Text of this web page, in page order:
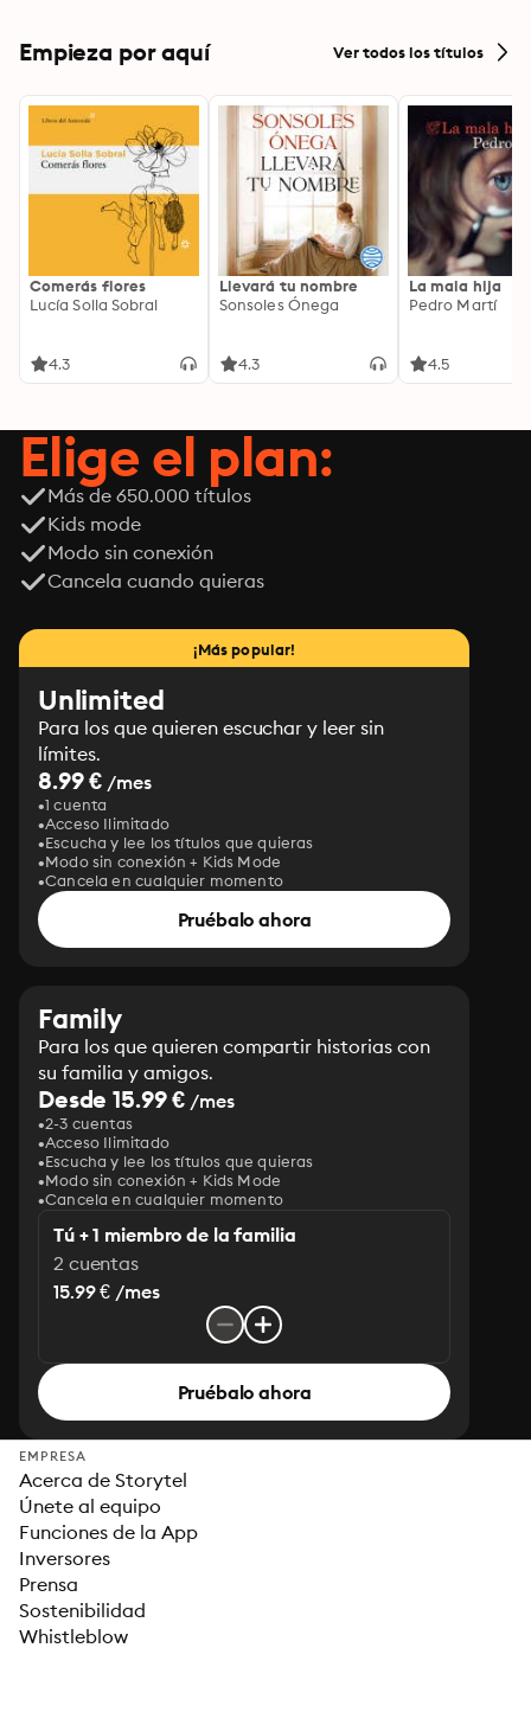
Empieza por aquí Ver todos los títulos
Comerás flores
Lucía Solla Sobral
4.3
Llevará tu nombre
Sonsoles Ónega
4.3
La mala hija
Pedro Martí
4.5
Elige el plan:
Más de 650.000 títulos
Kids mode
Modo sin conexión
Cancela cuando quieras
¡Más popular!
Unlimited
Para los que quieren escuchar y leer sin
límites.
8.99 € /mes
1 cuenta
Acceso Ilimitado
Escucha y lee los títulos que quieras
Modo sin conexión + Kids Mode
Cancela en cualquier momento
Pruébalo ahora
Family
Para los que quieren compartir historias con
su familia y amigos.
Desde 15.99 € /mes
2-3 cuentas
Acceso Ilimitado
Escucha y lee los títulos que quieras
Modo sin conexión + Kids Mode
Cancela en cualquier momento
Tú + 1 miembro de la familia
2 cuentas
15.99 € /mes
Pruébalo ahora
EMPRESA
Acerca de Storytel
Únete al equipo
Funciones de la App
Inversores
Prensa
Sostenibilidad
Whistleblow